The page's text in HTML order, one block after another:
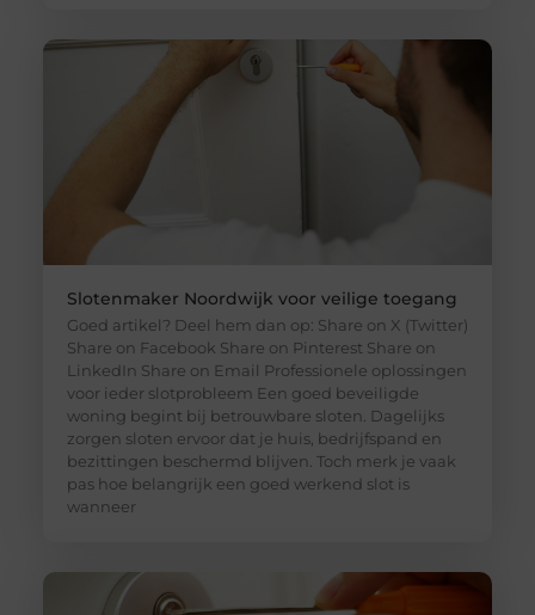
Slotenmaker Noordwijk voor veilige toegang
Goed artikel? Deel hem dan op: Share on X (Twitter)
Share on Facebook Share on Pinterest Share on
LinkedIn Share on Email Professionele oplossingen
voor ieder slotprobleem Een goed beveiligde
woning begint bij betrouwbare sloten. Dagelijks
zorgen sloten ervoor dat je huis, bedrijfspand en
bezittingen beschermd blijven. Toch merk je vaak
pas hoe belangrijk een goed werkend slot is
wanneer